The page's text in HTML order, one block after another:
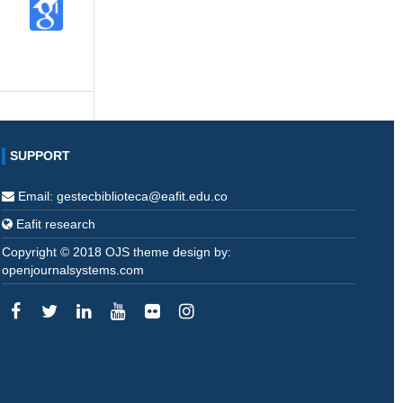
SUPPORT
Email: gestecbiblioteca@eafit.edu.co
Eafit research
Copyright © 2018 OJS theme design by:
openjournalsystems.com